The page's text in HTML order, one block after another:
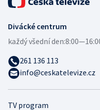
TV program
Divácké centrum
každý všední den:
261 136 113
info@ceskatelevize.cz